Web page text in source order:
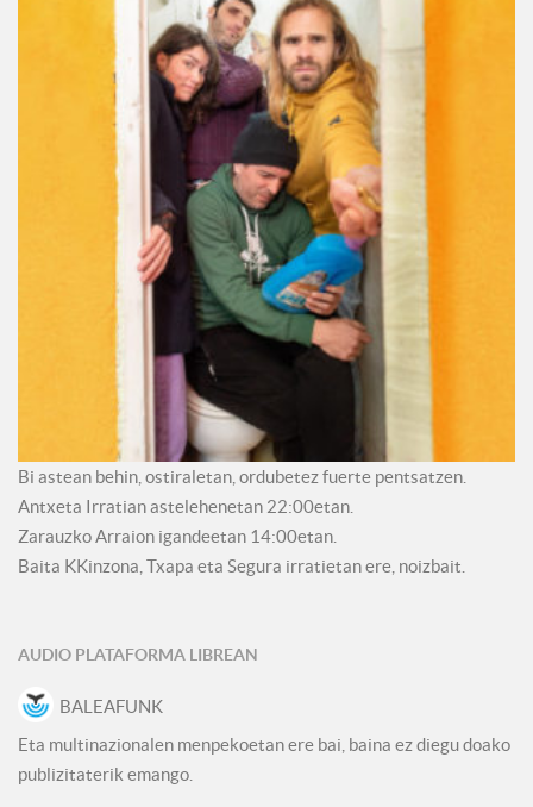
Bi astean behin, ostiraletan, ordubetez fuerte pentsatzen.
Antxeta Irratian astelehenetan 22:00etan.
Zarauzko Arraion igandeetan 14:00etan.
Baita KKinzona, Txapa eta Segura irratietan ere, noizbait.
AUDIO PLATAFORMA LIBREAN
BALEAFUNK
Eta multinazionalen menpekoetan ere bai, baina ez diegu doako
publizitaterik emango.